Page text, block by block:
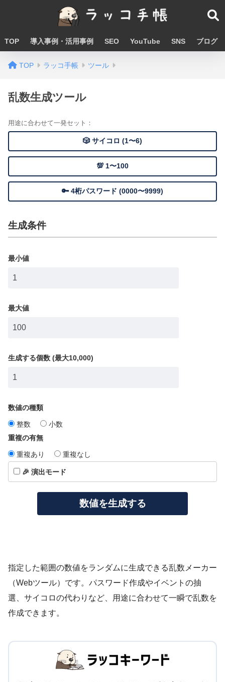
TOP 導入事例・活用事例 SEO YouTube SNS ブログ
TOP ラッコ手帳 ツール
乱数生成ツール
用途に合わせて一発セット：
🎲 サイコロ (1〜6)
💯 1〜100
🔑 4桁パスワード (0000〜9999)
生成条件
最小値
最大値
生成する個数 (最大10,000)
数値の種類
整数
小数
重複の有無
重複あり 重複なし
🎉 演出モード
数値を生成する
指定した範囲の数値をランダムに生成できる乱数メーカー
（Webツール）です。パスワード作成やイベントの抽
選、サイコロの代わりなど、用途に合わせて一瞬で乱数を
作成できます。